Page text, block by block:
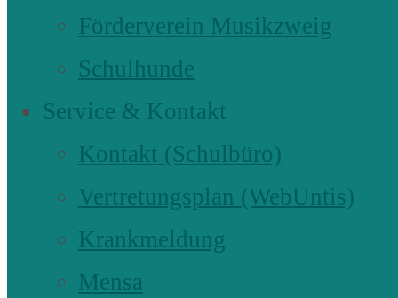
Förderverein Musikzweig
Schulhunde
Service & Kontakt
Kontakt (Schulbüro)
Vertretungsplan (WebUntis)
Krankmeldung
Mensa